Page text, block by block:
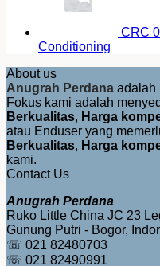
CRC
Conditioning
About us
Anugrah Perdana adalah
Fokus kami adalah
Berkualitas, Harga
atau Enduser yang
Berkualitas, Harga
kami.
Contact Us
Anugrah Perdana
Ruko Little China JC 23
Gunung Putri - Bogor,
☏ 021 82480703
☏ 021 82490991